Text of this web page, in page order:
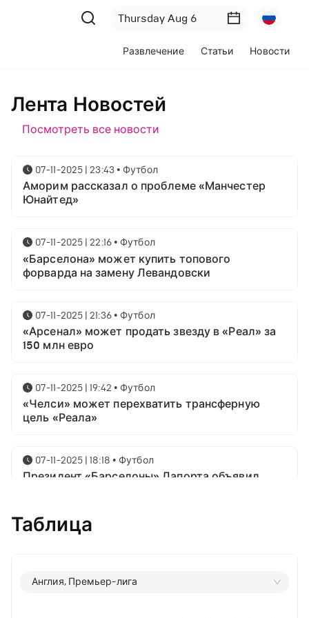
Развлечение Статьи Новости
Лента Новостей
Посмотреть все новости
07-11-2025 | 23:43 • Футбол
Аморим рассказал о проблеме «Манчестер
Юнайтед»
07-11-2025 | 22:16 • Футбол
«Барселона» может купить топового
форварда на замену Левандовски
07-11-2025 | 21:36 • Футбол
«Арсенал» может продать звезду в «Реал» за
150 млн евро
07-11-2025 | 19:42 • Футбол
«Челси» может перехватить трансферную
цель «Реала»
07-11-2025 | 18:18 • Футбол
Президент «Барселоны» Лапорта объявил
07-11-2025 | 16:23
ФИФА
Таблица
Англия, Премьер-лига